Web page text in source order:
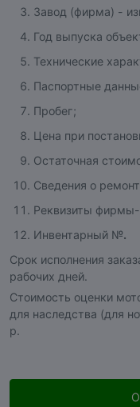
Завод (фирма) -
Год выпуска
Технические
Паспортные
Пробег;
Цена при
Остаточная
Сведения о
Реквизиты
Инвентарный №.
Срок исполнения
рабочих дней.
Стоимость оценки
для наследства (для
р.